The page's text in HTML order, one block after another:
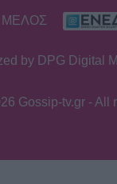
spoiler: Η
φέρνει κι ένα
από την Κρήτη
ΜΕΛΟΣ
by DPG Digital
Gossip-tv.gr - All